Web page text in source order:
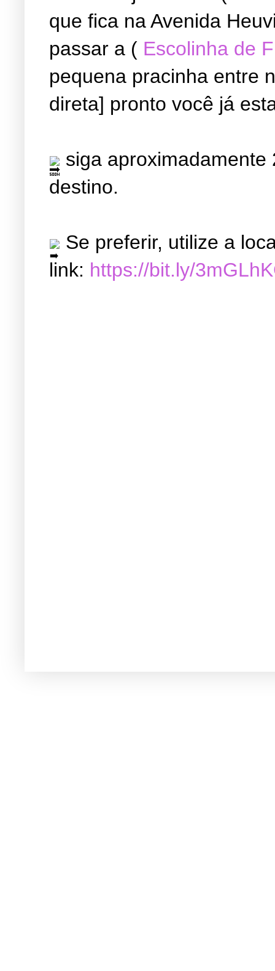
que fica na Avenida
passar a ( Escolinha de
pequena pracinha entre
direta] pronto você já
siga
destino.
Se preferir, utilize a
link: https://bit.ly/